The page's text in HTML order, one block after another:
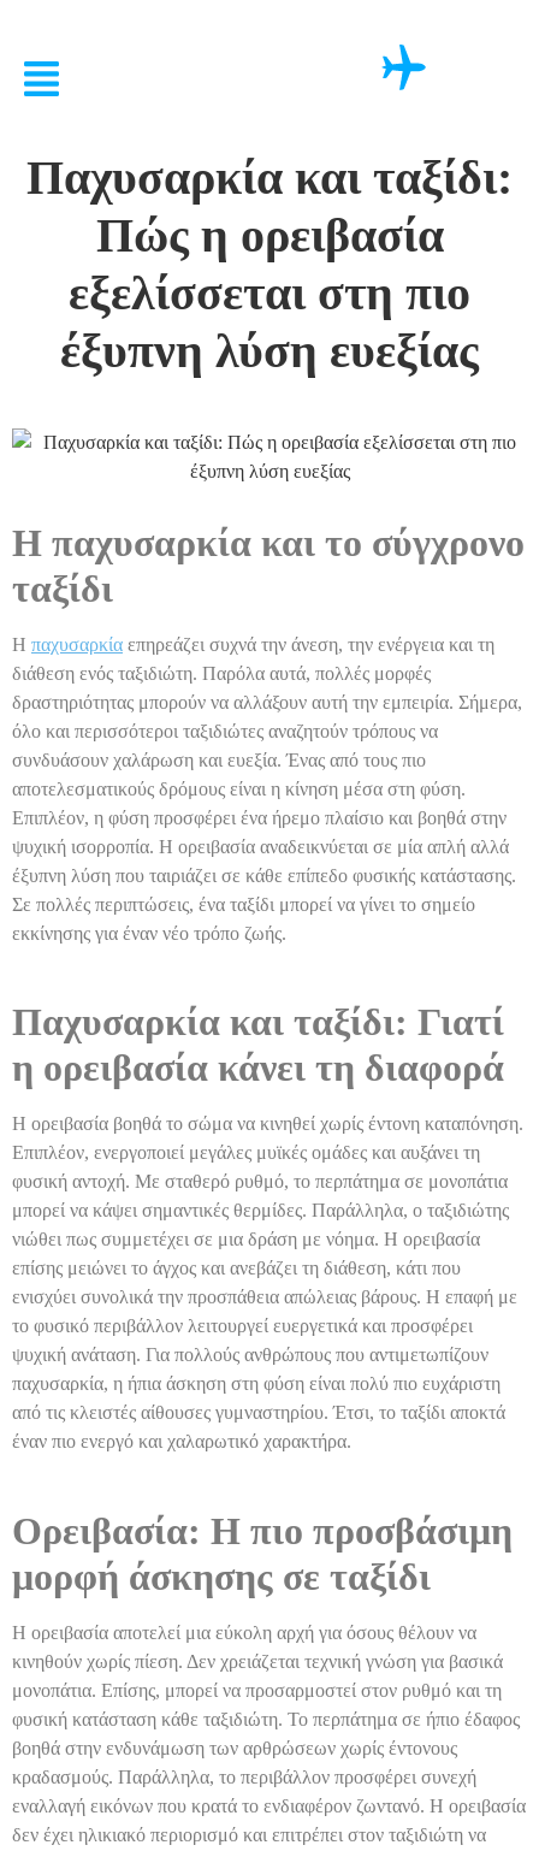
Παχυσαρκία και ταξίδι:
Πώς η ορειβασία
εξελίσσεται στη πιο
έξυπνη λύση ευεξίας
Η παχυσαρκία και το σύγχρονο
ταξίδι
Η παχυσαρκία επηρεάζει συχνά την άνεση, την ενέργεια και τη
διάθεση ενός ταξιδιώτη. Παρόλα αυτά, πολλές μορφές
δραστηριότητας μπορούν να αλλάξουν αυτή την εμπειρία. Σήμερα,
όλο και περισσότεροι ταξιδιώτες αναζητούν τρόπους να
συνδυάσουν χαλάρωση και ευεξία. Ένας από τους πιο
αποτελεσματικούς δρόμους είναι η κίνηση μέσα στη φύση.
Επιπλέον, η φύση προσφέρει ένα ήρεμο πλαίσιο και βοηθά στην
ψυχική ισορροπία. Η ορειβασία αναδεικνύεται σε μία απλή αλλά
έξυπνη λύση που ταιριάζει σε κάθε επίπεδο φυσικής κατάστασης.
Σε πολλές περιπτώσεις, ένα ταξίδι μπορεί να γίνει το σημείο
εκκίνησης για έναν νέο τρόπο ζωής.
Παχυσαρκία και ταξίδι: Γιατί
η ορειβασία κάνει τη διαφορά
Η ορειβασία βοηθά το σώμα να κινηθεί χωρίς έντονη καταπόνηση.
Επιπλέον, ενεργοποιεί μεγάλες μυϊκές ομάδες και αυξάνει τη
φυσική αντοχή. Με σταθερό ρυθμό, το περπάτημα σε μονοπάτια
μπορεί να κάψει σημαντικές θερμίδες. Παράλληλα, ο ταξιδιώτης
νιώθει πως συμμετέχει σε μια δράση με νόημα. Η ορειβασία
επίσης μειώνει το άγχος και ανεβάζει τη διάθεση, κάτι που
ενισχύει συνολικά την προσπάθεια απώλειας βάρους. Η επαφή με
το φυσικό περιβάλλον λειτουργεί ευεργετικά και προσφέρει
ψυχική ανάταση. Για πολλούς ανθρώπους που αντιμετωπίζουν
παχυσαρκία, η ήπια άσκηση στη φύση είναι πολύ πιο ευχάριστη
από τις κλειστές αίθουσες γυμναστηρίου. Έτσι, το ταξίδι αποκτά
έναν πιο ενεργό και χαλαρωτικό χαρακτήρα.
Ορειβασία: Η πιο προσβάσιμη
μορφή άσκησης σε ταξίδι
Η ορειβασία αποτελεί μια εύκολη αρχή για όσους θέλουν να
κινηθούν χωρίς πίεση. Δεν χρειάζεται τεχνική γνώση για βασικά
μονοπάτια. Επίσης, μπορεί να προσαρμοστεί στον ρυθμό και τη
φυσική κατάσταση κάθε ταξιδιώτη. Το περπάτημα σε ήπιο έδαφος
βοηθά στην ενδυνάμωση των αρθρώσεων χωρίς έντονους
κραδασμούς. Παράλληλα, το περιβάλλον προσφέρει συνεχή
εναλλαγή εικόνων που κρατά το ενδιαφέρον ζωντανό. Η ορειβασία
δεν έχει ηλικιακό περιορισμό και επιτρέπει στον ταξιδιώτη να